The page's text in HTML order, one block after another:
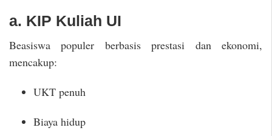
a. KIP Kuliah UI
Beasiswa populer berbasis prestasi dan ekonomi,
mencakup:
UKT penuh
Biaya hidup